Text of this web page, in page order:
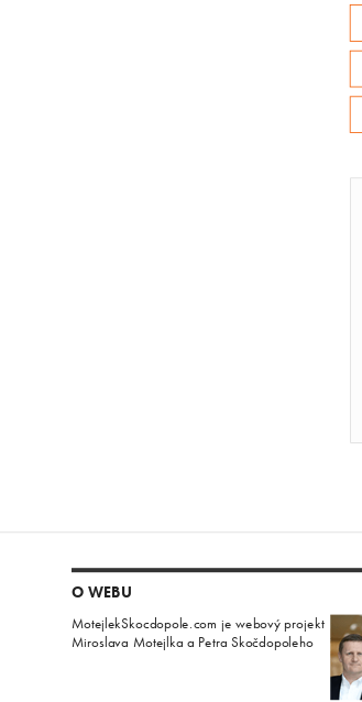
O WEBU
MotejlekSkocdopole.com je webový projekt
Miroslava Motejlka a Petra Skočdopoleho